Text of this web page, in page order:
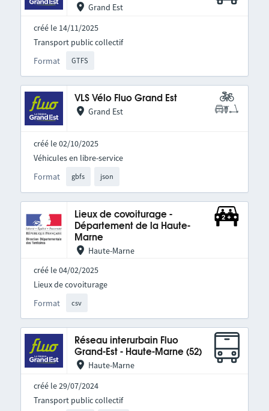
Grand Est
créé le 14/11/2025
Format GTFS
Transport public collectif
VLS Vélo Fluo Grand Est
Grand Est
créé le 02/10/2025
Format gbfs json
Véhicules en libre-service
Lieux de covoiturage -
Département de la Haute-
Marne
Haute-Marne
créé le 04/02/2025
Format csv
Lieux de covoiturage
Réseau interurbain Fluo
Grand-Est - Haute-Marne (52)
Haute-Marne
créé le 29/07/2024
Transport public collectif